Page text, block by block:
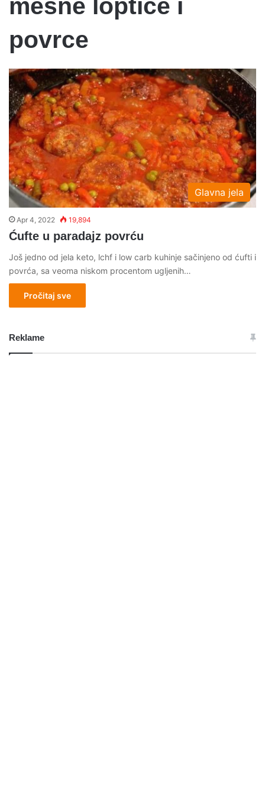
mesne loptice i
povrce
Glavna jela
Apr 4, 2022 19,894
Ćufte u paradajz povrću
Još jedno od jela keto, lchf i low carb kuhinje sačinjeno od ćufti i
povrća, sa veoma niskom procentom ugljenih…
Pročitaj sve
Reklame